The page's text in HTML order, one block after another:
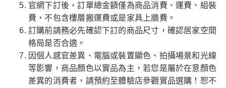
官網下訂後，訂單總金額僅為商品消費、運費、組裝
費，不包含樓層搬運費或是家具上牆費。
訂購前請務必先確認下訂的商品尺寸，確認居家空間
格局是否合適。
因個人感官差異、電腦或裝置顯色、拍攝場景和光線
等影響，商品顏色以實品為主，若您是屬於在意顏色
差異的消費者，請預約至體驗店參觀實品選購！恕不